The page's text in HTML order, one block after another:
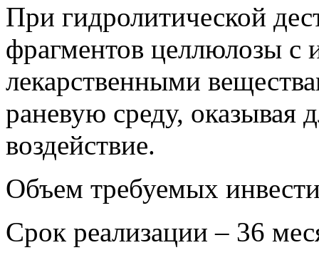
При гидролитической
фрагментов целлюлозы
лекарственными
раневую среду, оказывая
воздействие.
Объем требуемых
Срок реализации – 36